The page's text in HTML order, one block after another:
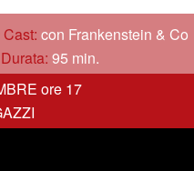
Cast: con Frankenstein & Co
Durata: 95 min.
ore 17